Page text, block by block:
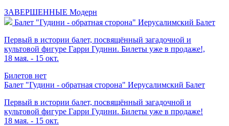
ЗАВЕРШЕННЫЕ Модерн
Балет "Гудини - обратная сторона" Иерусалимский Балет
Первый в истории балет, посвящённый загадочной и
культовой фигуре Гарри Гудини. Билеты уже в продаже!,
18 мая. - 15 окт.
Билетов нет
Балет "Гудини - обратная сторона" Иерусалимский Балет
Первый в истории балет, посвящённый загадочной и
культовой фигуре Гарри Гудини. Билеты уже в продаже!
18 мая. - 15 окт.